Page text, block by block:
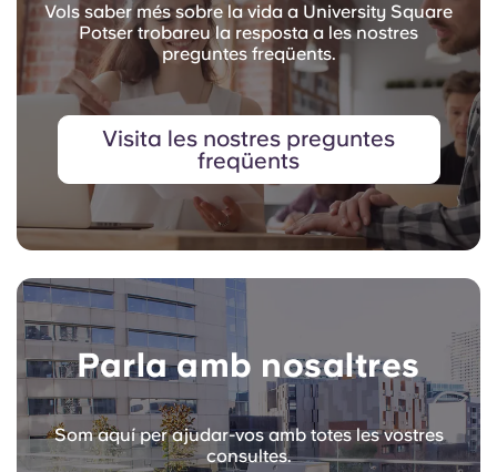
Vols saber més sobre la vida a University Square
Potser trobareu la resposta a les nostres
preguntes freqüents.
Visita les nostres preguntes
freqüents
Parla amb nosaltres
Som aquí per ajudar-vos amb totes les vostres
consultes.